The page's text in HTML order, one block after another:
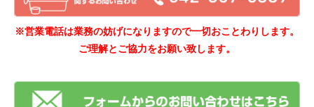
※営業電話は業務の妨げになりますので一切おことわりします。
ご理解とご協力をお願い致します。